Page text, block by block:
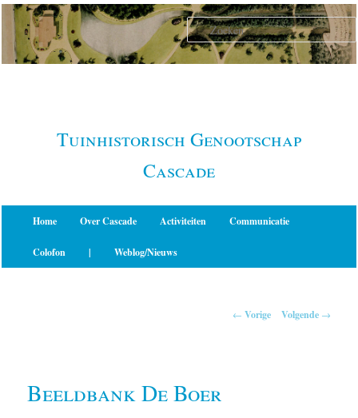
Spring
naar
primaire
Tuinhistorisch Genootschap
Cascade
Home Over Cascade Activiteiten Communicatie
Colofon | Weblog/Nieuws
← Vorige Volgende →
Beeldbank De Boer